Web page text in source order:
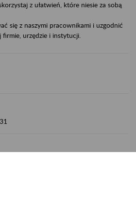
z ułatwień, które niesie za sobą
się z naszymi pracownikami i uzgodnić
urzędzie i instytucji.